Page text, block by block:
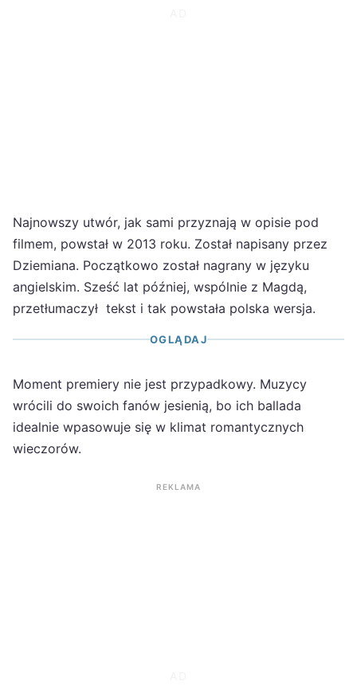
Najnowszy utwór, jak sami przyznają w opisie pod
filmem, powstał w 2013 roku. Został napisany przez
Dziemiana. Początkowo został nagrany w języku
angielskim. Sześć lat później, wspólnie z Magdą,
przetłumaczył tekst i tak powstała polska wersja.
OGLĄDAJ
Moment premiery nie jest przypadkowy. Muzycy
wrócili do swoich fanów jesienią, bo ich ballada
idealnie wpasowuje się w klimat romantycznych
wieczorów.
REKLAMA